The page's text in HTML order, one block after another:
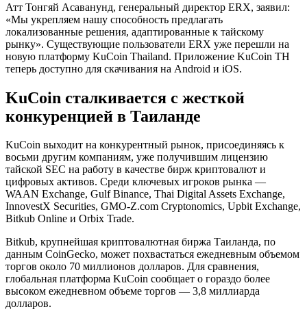
Атт Тонгяй Асаванунд, генеральный директор ERX, заявил:
«Мы укрепляем нашу способность предлагать
локализованные решения, адаптированные к тайскому
рынку». Существующие пользователи ERX уже перешли на
новую платформу KuCoin Thailand. Приложение KuCoin TH
теперь доступно для скачивания на Android и iOS.
KuCoin сталкивается с жесткой
конкуренцией в Таиланде
KuCoin выходит на конкурентный рынок, присоединяясь к
восьми другим компаниям, уже получившим лицензию
тайской SEC на работу в качестве бирж криптовалют и
цифровых активов. Среди ключевых игроков рынка —
WAAN Exchange, Gulf Binance, Thai Digital Assets Exchange,
InnovestX Securities, GMO-Z.com Cryptonomics, Upbit Exchange,
Bitkub Online и Orbix Trade.
Bitkub, крупнейшая криптовалютная биржа Таиланда, по
данным CoinGecko, может похвастаться ежедневным объемом
торгов около 70 миллионов долларов. Для сравнения,
глобальная платформа KuCoin сообщает о гораздо более
высоком ежедневном объеме торгов — 3,8 миллиарда
долларов.